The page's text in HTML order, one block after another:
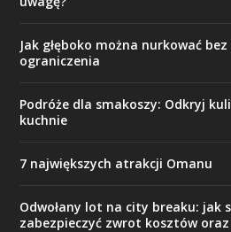
Jak głęboko można nurkować
ograniczenia
Podróże dla smakoszy: Odkryj
kuchnie
7 największych atrakcji Omanu
Odwołany lot na city breaku: jak
zabezpieczyć zwrot kosztów